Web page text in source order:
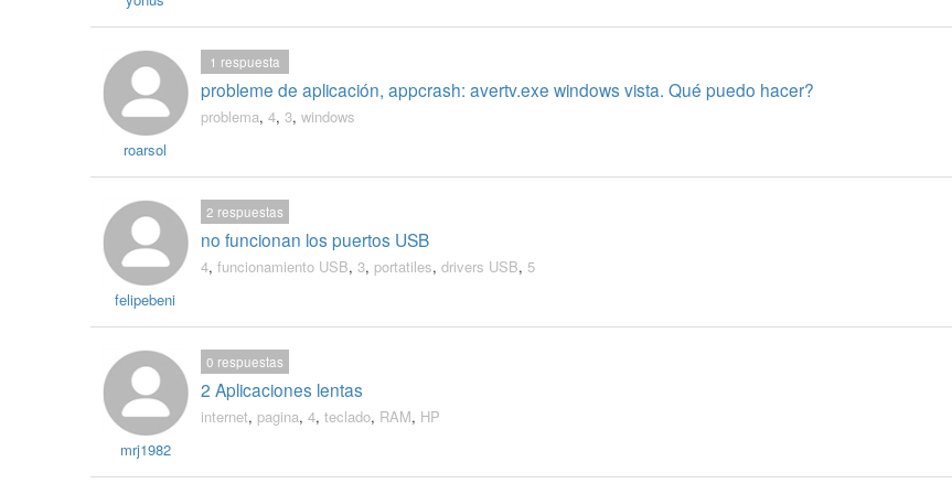
roarsol
probleme de aplicación, appcrash: avertv.exe windows vista. Qué puedo hacer?
1 respuesta
problema, 4, 3, windows
felipebeni
no funcionan los puertos USB
2 respuestas
4, funcionamiento USB, 3, portatiles, drivers USB, 5
mrj1982
2 Aplicaciones lentas
0 respuestas
internet, pagina, 4, teclado, RAM, HP